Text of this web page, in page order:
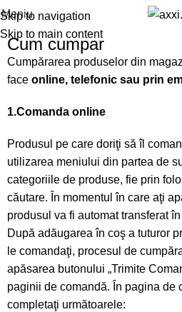
Skip to navigation
Skip to main content
Meniu
Cum cumpar
Cumpărarea produselor din
face online, telefonic sau prin
1.Comanda online
Produsul pe care doriţi să îl
utilizarea meniului din partea de
categoriile de produse, fie prin
căutare. În momentul în care aţi
produsul va fi automat transferat
După adăugarea în coş a tuturor
le comandaţi, procesul de
apăsarea butonului „Trimite
paginii de comandă. În pagina de
completaţi următoarele: